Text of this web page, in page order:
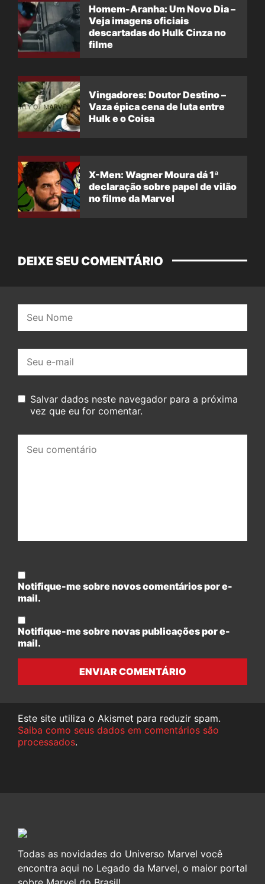
Homem-Aranha: Um Novo Dia –
Veja imagens oficiais
descartadas do Hulk Cinza no
filme
Vingadores: Doutor Destino –
Vaza épica cena de luta entre
Hulk e o Coisa
X-Men: Wagner Moura dá 1ª
declaração sobre papel de vilão
no filme da Marvel
DEIXE SEU COMENTÁRIO
mail:
Salvar dados neste navegador para a próxima
vez que eu for comentar.
comentário:
Notifique-me sobre novos comentários por e-
mail.
Notifique-me sobre novas publicações por e-
mail.
ENVIAR COMENTÁRIO
Este site utiliza o Akismet para reduzir spam.
Saiba como seus dados em comentários são
processados.
Todas as novidades do Universo Marvel você
encontra aqui no Legado da Marvel, o maior portal